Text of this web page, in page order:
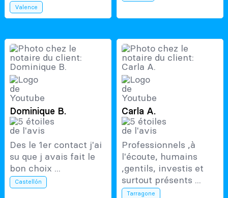
Valence
Dominique B.
Des le 1er contact j'ai
su que j avais fait le
bon choix ...
Castellón
Carla A.
Professionnels ,à
l'écoute, humains
,gentils, investis et
surtout présents ...
Tarragone